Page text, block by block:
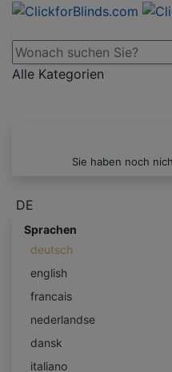
Alle Kategorien
Sie haben noch
DE
Sprachen
deutsch
english
francais
nederlandse
dansk
italiano